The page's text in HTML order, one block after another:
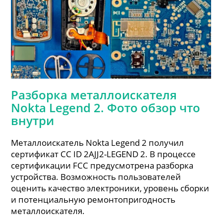
Разборка металлоискателя
Nokta Legend 2. Фото обзор что
внутри
Металлоискатель Nokta Legend 2 получил
сертификат CC ID 2AJJ2-LEGEND 2. В процессе
сертификации FCC предусмотрена разборка
устройства. Возможность пользователей
оценить качество электроники, уровень сборки
и потенциальную ремонтопригодность
металлоискателя.